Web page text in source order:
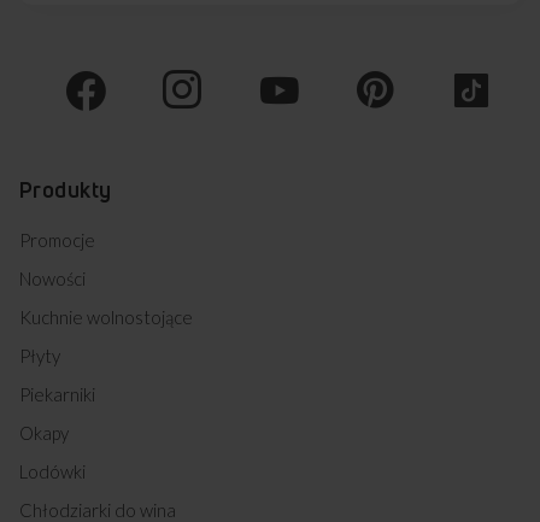
Produkty
Promocje
Nowości
Kuchnie wolnostojące
Płyty
Piekarniki
Okapy
Lodówki
Chłodziarki do wina